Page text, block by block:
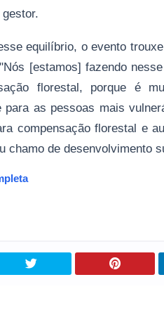
equilíbrio, o evento
[estamos] fazendo
florestal, porque é
para as pessoas mais
compensação florestal e
chamo de desenvolvimento